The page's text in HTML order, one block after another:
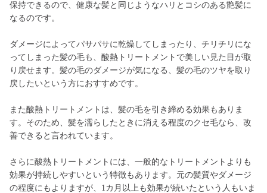
保持できるので、健康な髪と同じようなハリとコシのある艶髪に
なるのです。
ダメージによってパサパサに乾燥してしまったり、チリチリにな
ってしまった髪の毛も、酸熱トリートメントで美しい見た目が取
り戻せます。髪の毛のダメージが気になる、髪の毛のツヤを取り
戻したいという方におすすめです。
また酸熱トリートメントは、髪の毛を引き締める効果もありま
す。そのため、髪を濡らしたときに消える程度のクセ毛なら、改
善できると言われています。
さらに酸熱トリートメントには、一般的なトリートメントよりも
効果が持続しやすいという特徴もあります。元の髪質やダメージ
の程度にもよりますが、1カ月以上も効果が続いたという人もいま